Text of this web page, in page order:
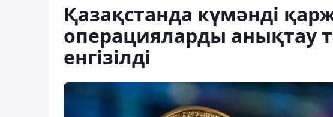
Қазақстанда күмәнді
операцияларды анықтау
енгізілді